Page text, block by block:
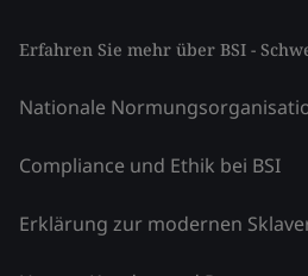
Erfahren Sie mehr über BSI -
Nationale
Compliance und Ethik bei BSI
Erklärung zur modernen